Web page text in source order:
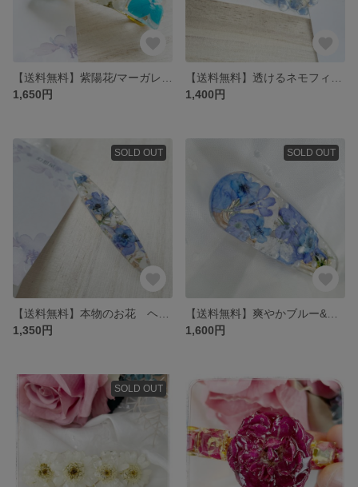
1,650円
1,400円
SOLD OUT
1,350円
SOLD OUT
1,600円
SOLD OUT